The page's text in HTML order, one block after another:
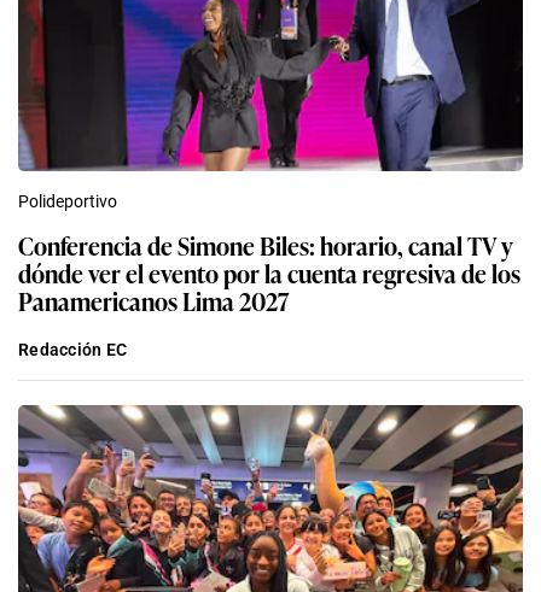
Polideportivo
Conferencia de Simone Biles: horario, canal TV y
dónde ver el evento por la cuenta regresiva de los
Panamericanos Lima 2027
Redacción EC